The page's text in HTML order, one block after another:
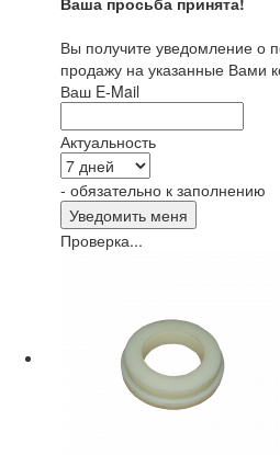
Вы получите уведомление о
продажу на указанные Вами
Ваш E-Mail
Актуальность
- обязательно к заполнению
Проверка...